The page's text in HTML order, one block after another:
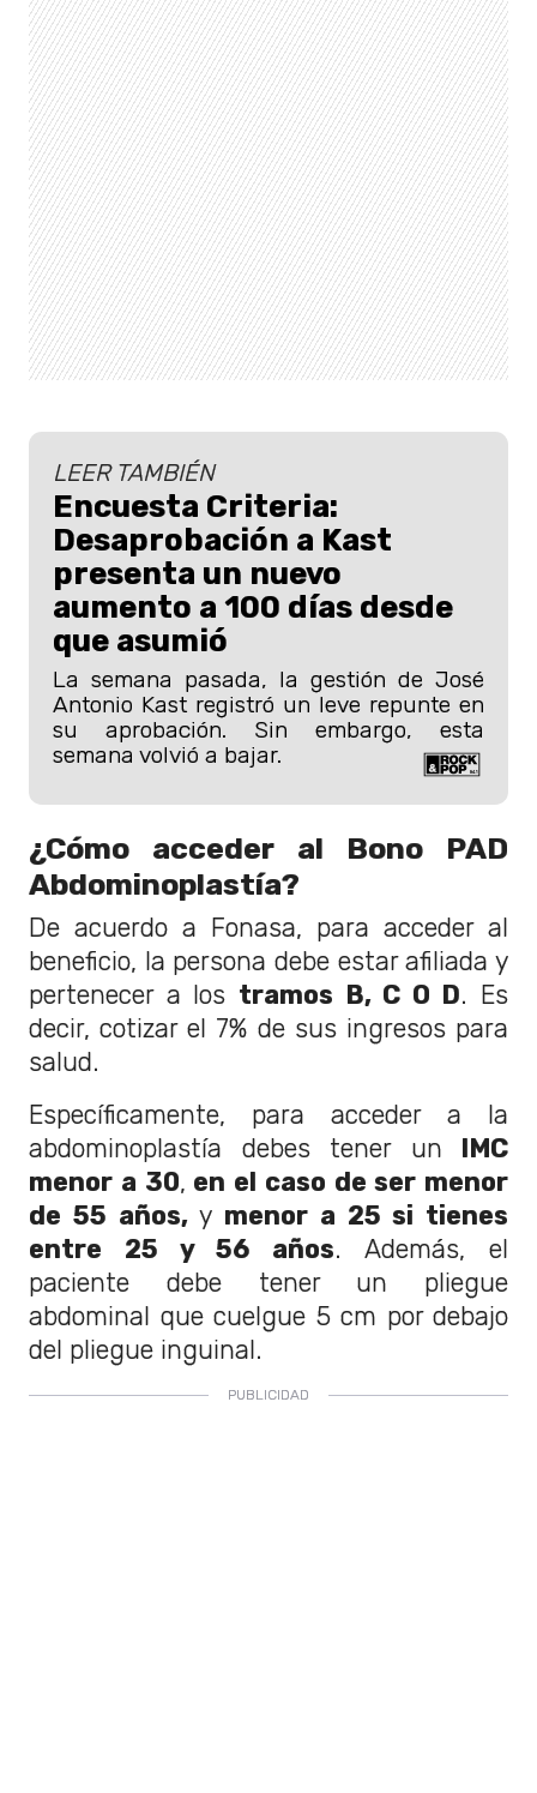
LEER TAMBIÉN
Encuesta Criteria:
Desaprobación a Kast
presenta un nuevo
aumento a 100 días desde
que asumió
La semana pasada, la gestión de José
Antonio Kast registró un leve repunte en
su aprobación. Sin embargo, esta
semana volvió a bajar.
¿Cómo acceder al Bono PAD
Abdominoplastía?
De acuerdo a Fonasa, para acceder al
beneficio, la persona debe estar afiliada y
pertenecer a los tramos B, C O D. Es
decir, cotizar el 7% de sus ingresos para
salud.
Específicamente, para acceder a la
abdominoplastía debes tener un IMC
menor a 30, en el caso de ser menor
de 55 años,y menor a 25 si tienes
entre 25 y 56 años. Además, el
paciente debe tener un pliegue
abdominal que cuelgue 5 cm por debajo
del pliegue inguinal.